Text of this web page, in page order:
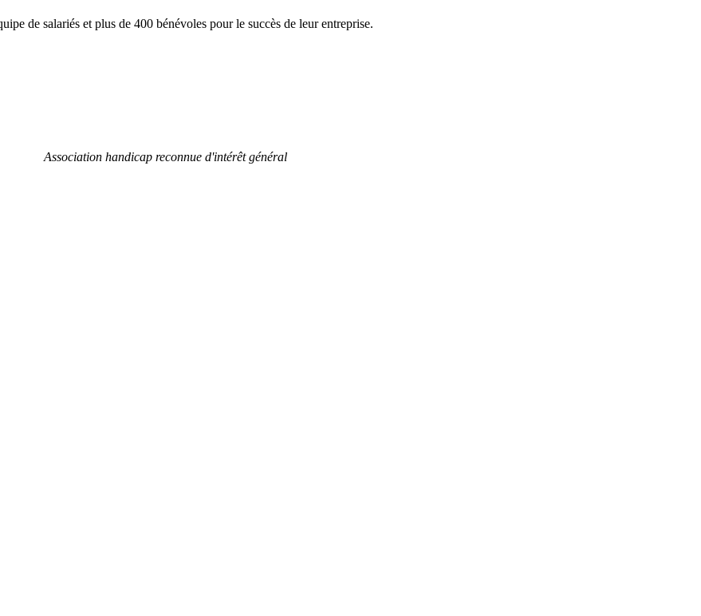
de salariés et plus de 400 bénévoles pour le succès de leur entreprise.
Association handicap reconnue d'intérêt général